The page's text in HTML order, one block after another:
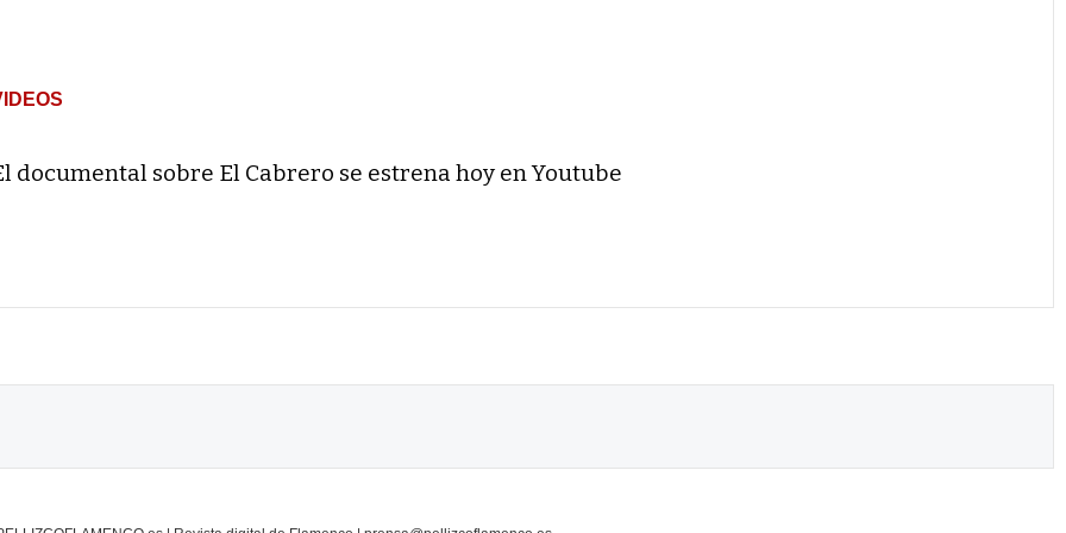
documental sobre El Cabrero se estrena hoy en Youtube